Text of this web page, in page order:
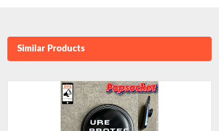
Similar Products